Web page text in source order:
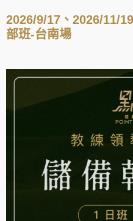
2026/9/17、2026/11/
部班-台南場